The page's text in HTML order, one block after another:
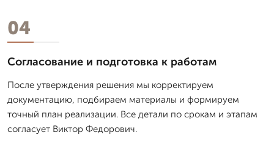
04
Согласование и подготовка к работам
После утверждения решения мы корректируем
документацию, подбираем материалы и формируем
точный план реализации. Все детали по срокам и этапам
согласует Виктор Федорович.